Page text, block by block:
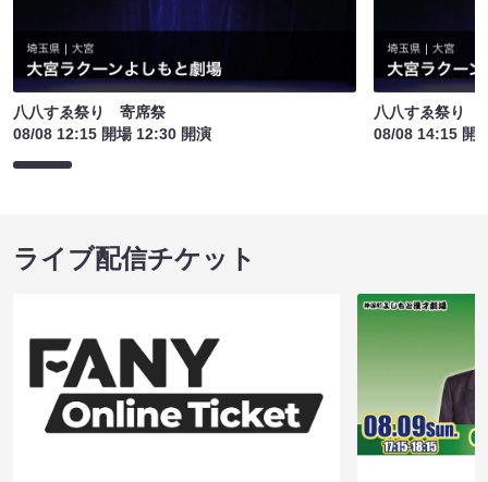
八八すゑ祭り 寄席祭
08/08 12:15 開場 12:30 開演
八八すゑ祭り
08/08 14:15 開
ライブ配信チケット